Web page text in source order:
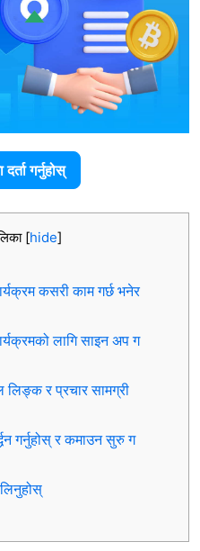
गर्नुहोस्
[hide]
कसरी काम गर्छ भनेर
लागि साइन अप ग
र प्रचार सामग्री
गर्नुहोस् र कमाउन सुरु ग